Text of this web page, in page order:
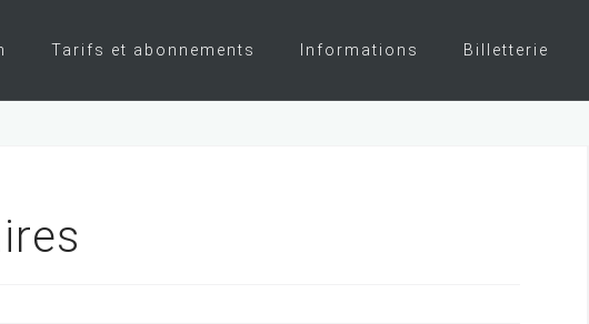
Tarifs et abonnements Informations Billetterie